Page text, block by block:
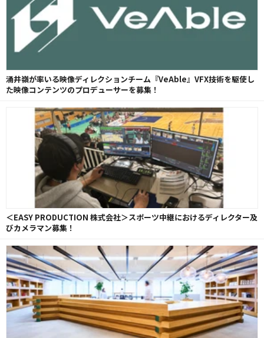
涌井嶺が率いる映像ディレクションチーム『VeAble』VFX技術を駆使し
た映像コンテンツのプロデューサーを募集！
＜EASY PRODUCTION 株式会社＞スポーツ中継におけるディレクター及
びカメラマン募集！